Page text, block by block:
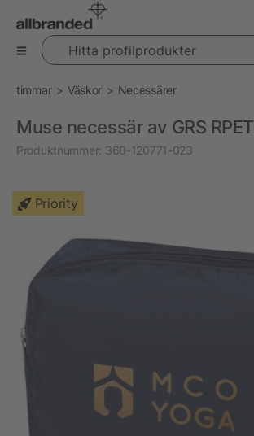
Hitta profilprodukter
timmar Väskor Necessärer
Muse necessär av GRS RPET
Produktnummer: 360-120771-023
Priority